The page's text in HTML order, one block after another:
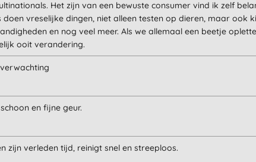
Het zijn van een bewuste consumer vind ik zelf
vreselijke dingen, niet alleen testen op dieren, maar ook
en nog veel meer. Als we allemaal een beetje
ooit verandering.
en fijne geur.
zijn verleden tijd, reinigt snel en streeploos.